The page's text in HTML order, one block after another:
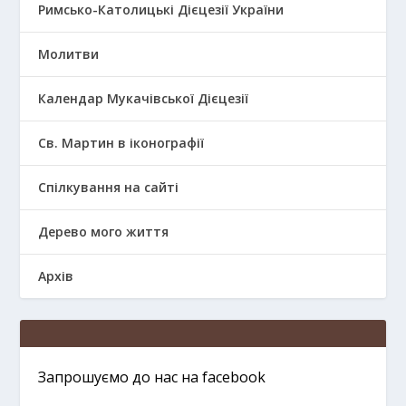
Римсько-Католицькі Дієцезії України
Молитви
Календар Мукачівської Дієцезії
Св. Мартин в іконографії
Спілкування на сайті
Дерево мого життя
Архів
Запрошуємо до нас на facebook